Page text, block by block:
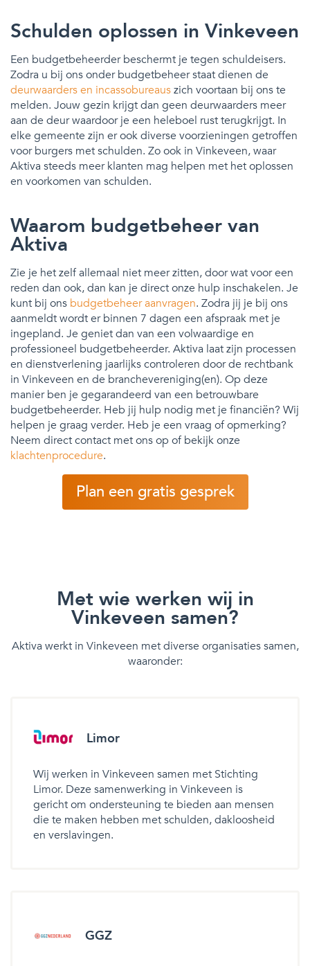
Schulden oplossen in Vinkeveen
Een budgetbeheerder beschermt je tegen schuldeisers.
Zodra u bij ons onder budgetbeheer staat dienen de
deurwaarders en incassobureauszich voortaan bij ons te
melden. Jouw gezin krijgt dan geen deurwaarders meer
aan de deur waardoor je een heleboel rust terugkrijgt. In
elke gemeente zijn er ook diverse voorzieningen getroffen
voor burgers met schulden. Zo ook in Vinkeveen, waar
Aktiva steeds meer klanten mag helpen met het oplossen
en voorkomen van schulden.
Waarom budgetbeheer van
Aktiva
Zie je het zelf allemaal niet meer zitten, door wat voor een
reden dan ook, dan kan je direct onze hulp inschakelen. Je
kunt bij ons budgetbeheer aanvragen. Zodra jij je bij ons
aanmeldt wordt er binnen 7 dagen een afspraak met je
ingepland. Je geniet dan van een volwaardige en
professioneel budgetbeheerder. Aktiva laat zijn processen
en dienstverlening jaarlijks controleren door de rechtbank
in Vinkeveen en de branchevereniging(en). Op deze
manier ben je gegarandeerd van een betrouwbare
budgetbeheerder. Heb jij hulp nodig met je financiën? Wij
helpen je graag verder. Heb je een vraag of opmerking?
Neem direct contact met ons op of bekijk onze
klachtenprocedure.
Plan een gratis gesprek
Met wie werken wij in
Vinkeveen samen?
Aktiva werkt in Vinkeveen met diverse organisaties samen,
waaronder:
Limor
Wij werken in Vinkeveen samen met Stichting
Limor. Deze samenwerking in Vinkeveen is
gericht om ondersteuning te bieden aan mensen
die te maken hebben met schulden, dakloosheid
en verslavingen.
GGZ